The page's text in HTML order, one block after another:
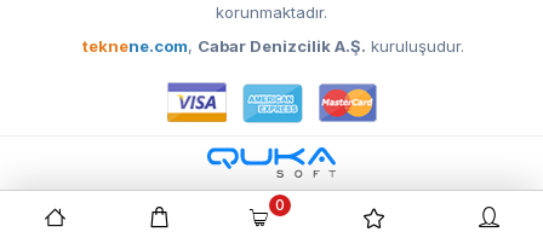
korunmaktadır.
teknene.com, Cabar Denizcilik A.Ş. kuruluşudur.
0